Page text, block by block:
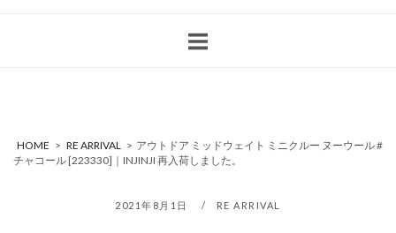
HOME > RE ARRIVAL > アウトドア ミッドウェイト ミニクルー ヌーウール #
チャコール [223330]｜INJINJI 再入荷しました。
2021年8月1日 RE ARRIVAL